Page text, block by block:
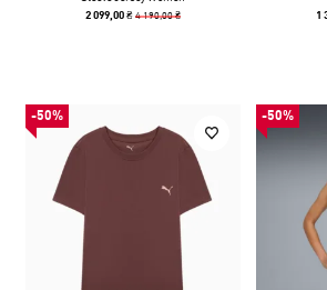
2 099,00 ₴4 190,00 ₴ 1
-50% -50%